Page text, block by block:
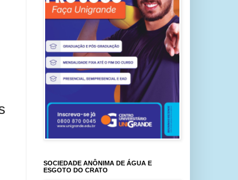
SOCIEDADE ANÔNIMA DE ÁGUA E
ESGOTO DO CRATO